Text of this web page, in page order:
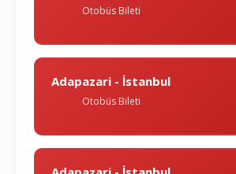
Otobüs Bileti
Adapazari - İstanbul
Otobüs Bileti